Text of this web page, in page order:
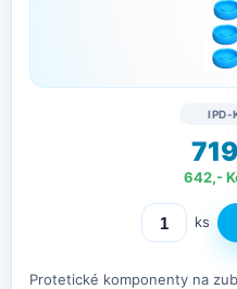
IPD-
642,-
ks
Protetické komponenty na